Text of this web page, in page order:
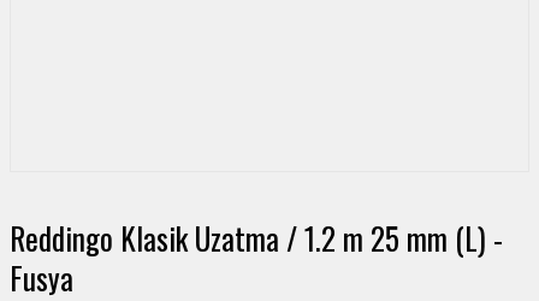
Reddingo Klasik Uzatma / 1.2 m 25 mm (L) -
Fusya